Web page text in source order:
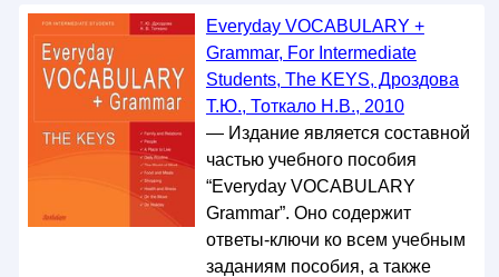
Everyday VOCABULARY +
Grammar, For Intermediate
Students, The KEYS, Дроздова
Т.Ю., Тоткало Н.В., 2010
— Издание является составной
частью учебного пособия
“Everyday VOCABULARY
Grammar”. Оно содержит
ответы-ключи ко всем учебным
заданиям пособия, а также